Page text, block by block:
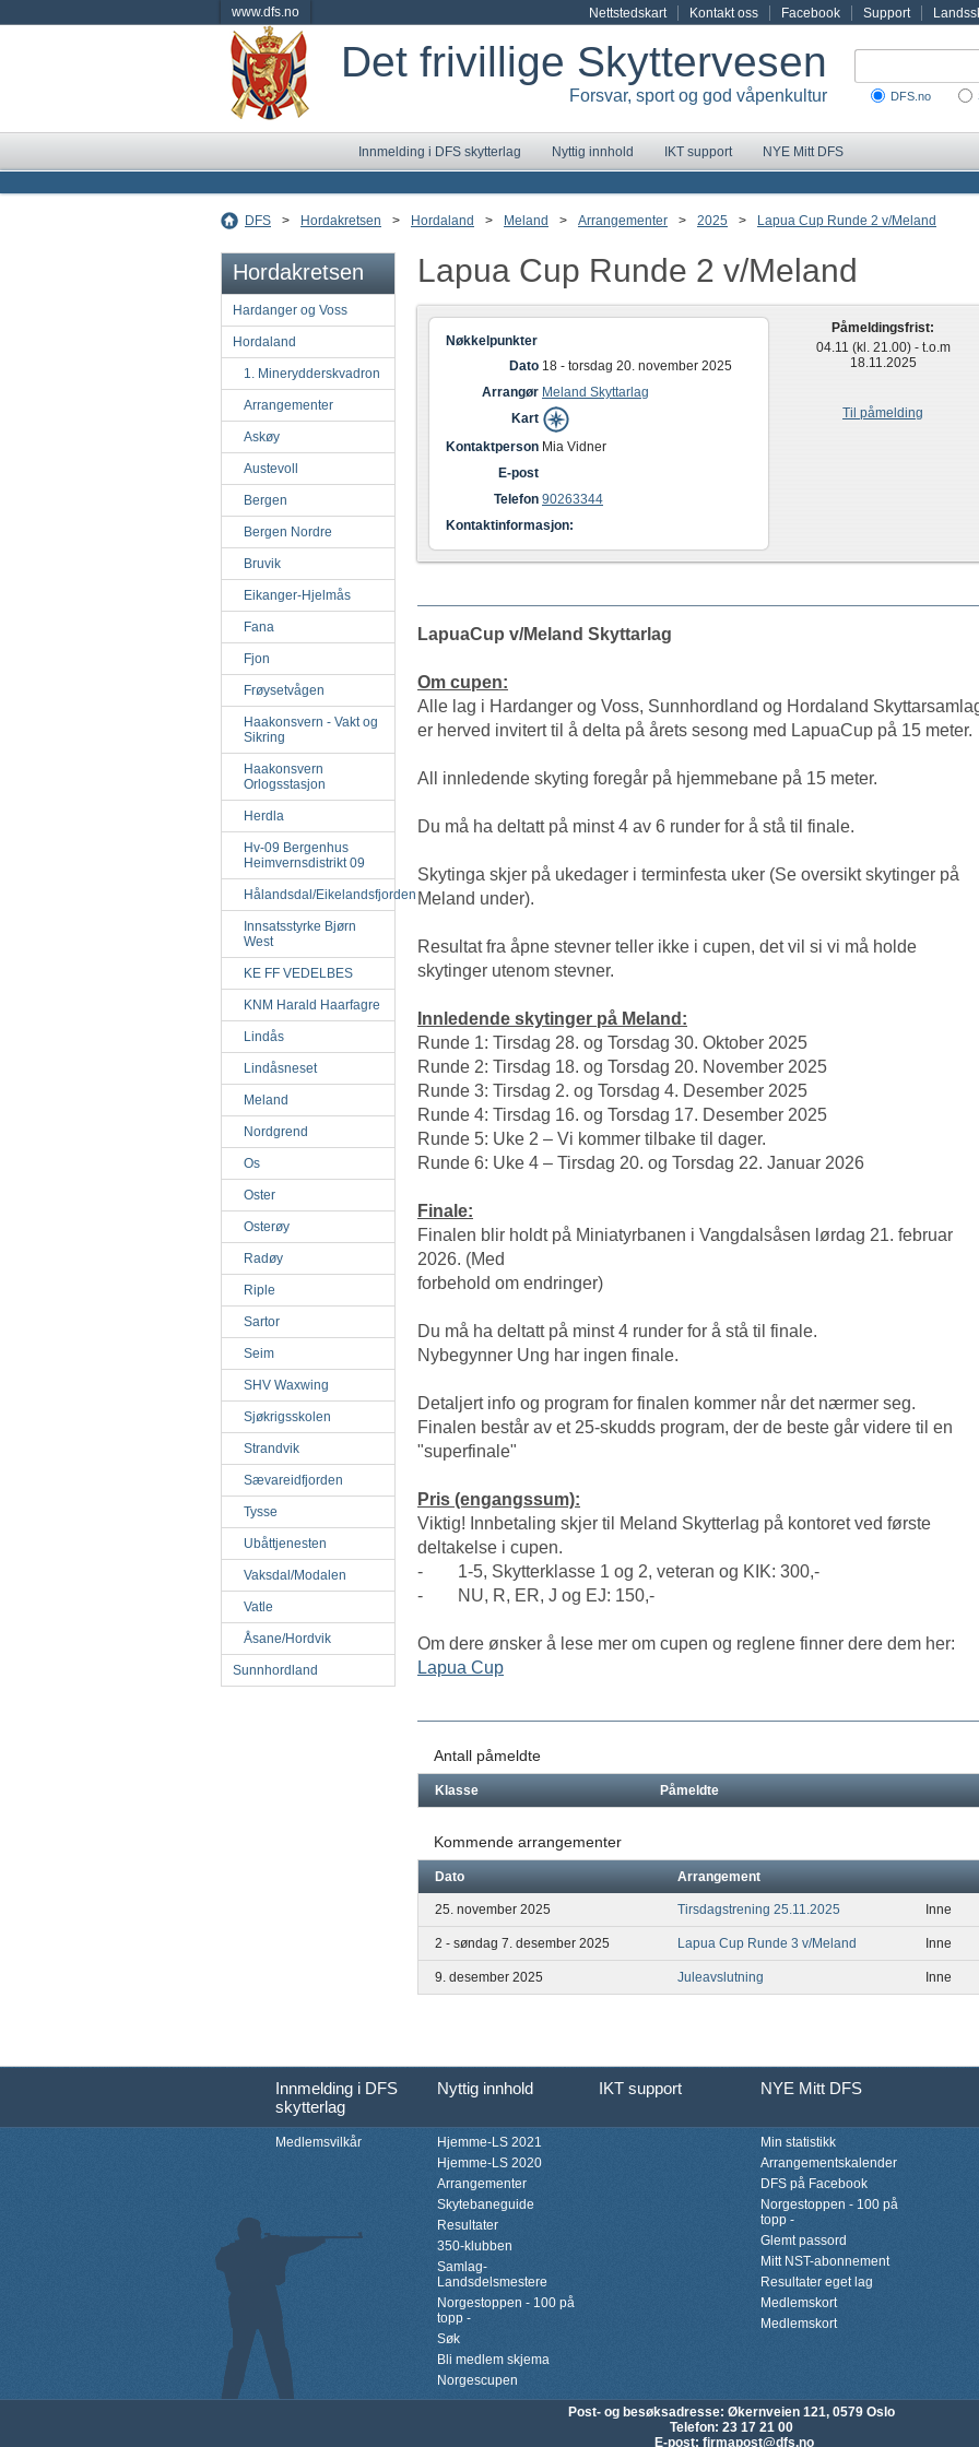
www.dfs.no Nettstedskart Kontakt oss Facebook Support
Det frivillige Skyttervesen
Forsvar, sport og god våpenkultur DFS.no
Innmelding i DFS skytterlag Nyttig innhold IKT support NYE Mitt DFS
DFS > Hordakretsen > Hordaland > Meland > Arrangementer > 2025 > Lapua Cup Runde 2 v/Meland
Hordakretsen
Hardanger og Voss
Hordaland
1. Minerydderskvadron
Arrangementer
Askøy
Austevoll
Bergen
Bergen Nordre
Bruvik
Eikanger-Hjelmås
Fana
Fjon
Frøysetvågen
Haakonsvern - Vakt og
Sikring
Haakonsvern
Orlogsstasjon
Herdla
Hv-09 Bergenhus
Heimvernsdistrikt 09
Hålandsdal/Eikelandsfjorden
Innsatsstyrke Bjørn
West
KE FF VEDELBES
KNM Harald Haarfagre
Lindås
Lindåsneset
Meland
Nordgrend
Os
Oster
Osterøy
Radøy
Riple
Sartor
Seim
SHV Waxwing
Sjøkrigsskolen
Strandvik
Sævareidfjorden
Tysse
Ubåttjenesten
Vaksdal/Modalen
Vatle
Åsane/Hordvik
Sunnhordland
Lapua Cup Runde 2 v/Meland
Nøkkelpunkter
Dato 18 - torsdag 20. november 2025
Arrangør Meland Skyttarlag
Kart
Kontaktperson Mia Vidner
E-post
Telefon 90263344
Kontaktinformasjon:
Påmeldingsfrist:
04.11 (kl. 21.00) - t.o.m
18.11.2025
Til påmelding
LapuaCup v/Meland Skyttarlag
Om cupen:
Alle lag i Hardanger og Voss, Sunnhordland og Hordaland
er herved invitert til å delta på årets sesong med LapuaCup på 15 meter.
All innledende skyting foregår på hjemmebane på 15 meter.
Du må ha deltatt på minst 4 av 6 runder for å stå til finale.
Skytinga skjer på ukedager i terminfesta uker (Se oversikt skytinger på
Meland under).
Resultat fra åpne stevner teller ikke i cupen, det vil si vi må holde
skytinger utenom stevner.
Innledende skytinger på Meland:
Runde 1: Tirsdag 28. og Torsdag 30. Oktober 2025
Runde 2: Tirsdag 18. og Torsdag 20. November 2025
Runde 3: Tirsdag 2. og Torsdag 4. Desember 2025
Runde 4: Tirsdag 16. og Torsdag 17. Desember 2025
Runde 5: Uke 2 – Vi kommer tilbake til dager.
Runde 6: Uke 4 – Tirsdag 20. og Torsdag 22. Januar 2026
Finale:
Finalen blir holdt på Miniatyrbanen i Vangdalsåsen lørdag 21. februar
2026. (Med
forbehold om endringer)
Du må ha deltatt på minst 4 runder for å stå til finale.
Nybegynner Ung har ingen finale.
Detaljert info og program for finalen kommer når det nærmer seg.
Finalen består av et 25-skudds program, der de beste går videre til en
"superfinale"
Pris (engangssum):
Viktig! Innbetaling skjer til Meland Skytterlag på kontoret ved første
deltakelse i cupen.
- 1-5, Skytterklasse 1 og 2, veteran og KIK: 300,-
- NU, R, ER, J og EJ: 150,-
Om dere ønsker å lese mer om cupen og reglene finner dere dem her:
Lapua Cup
Antall påmeldte
Klasse Påmeldte
Kommende arrangementer
Dato Arrangement
25. november 2025 Tirsdagstrening 25.11.2025 Inne
2 - søndag 7. desember 2025 Lapua Cup Runde 3 v/Meland Inne
9. desember 2025 Juleavslutning Inne
Innmelding i DFS
skytterlag
Nyttig innhold IKT support NYE Mitt DFS
Medlemsvilkår
Hjemme-LS 2021
Hjemme-LS 2020
Arrangementer
Skytebaneguide
Resultater
350-klubben
Samlag-
Landsdelsmestere
Norgestoppen - 100 på
topp -
Søk
Bli medlem skjema
Norgescupen
Min statistikk
Arrangementskalender
DFS på Facebook
Norgestoppen - 100 på
topp -
Glemt passord
Mitt NST-abonnement
Resultater eget lag
Medlemskort
Medlemskort
Post- og besøksadresse: Økernveien 121, 0579 Oslo
Telefon: 23 17 21 00
E-post: firmapost@dfs.no